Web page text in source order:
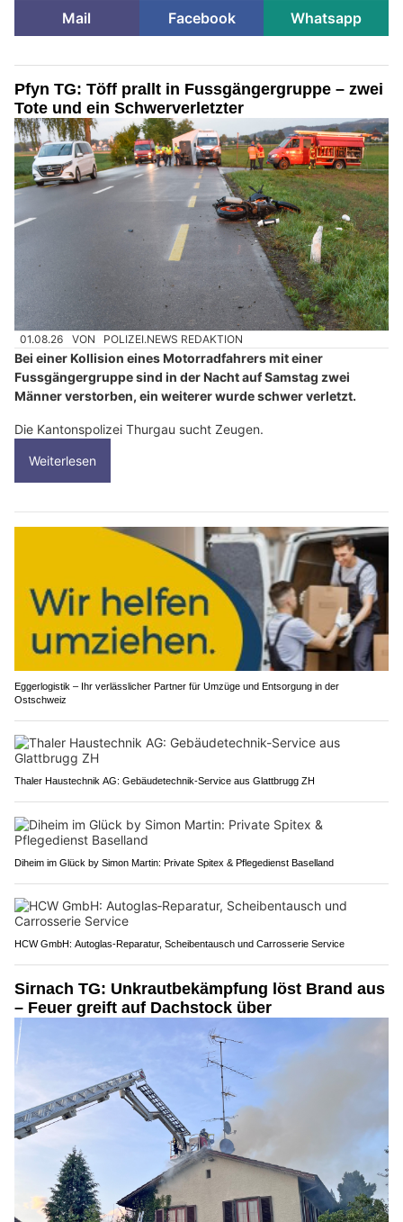
Mail
Facebook Whatsapp
Pfyn TG: Töff prallt in Fussgängergruppe – zwei
Tote und ein Schwerverletzter
01.08.26 VON POLIZEI.NEWS REDAKTION
Bei einer Kollision eines Motorradfahrers mit einer
Fussgängergruppe sind in der Nacht auf Samstag zwei
Männer verstorben, ein weiterer wurde schwer verletzt.
Die Kantonspolizei Thurgau sucht Zeugen.
Weiterlesen
Eggerlogistik – Ihr verlässlicher Partner für Umzüge und Entsorgung in der
Ostschweiz
Thaler Haustechnik AG: Gebäudetechnik-Service aus Glattbrugg ZH
Diheim im Glück by Simon Martin: Private Spitex & Pflegedienst Baselland
HCW GmbH: Autoglas‑Reparatur, Scheibentausch und Carrosserie Service
Sirnach TG: Unkrautbekämpfung löst Brand aus
– Feuer greift auf Dachstock über